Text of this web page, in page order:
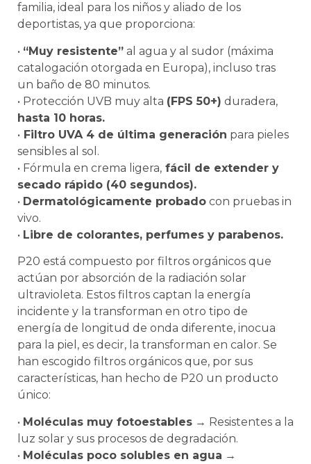
familia, ideal para los niños y aliado de los
deportistas, ya que proporciona:
• “Muy resistente” al agua y al sudor (máxima
catalogación otorgada en Europa), incluso tras
un baño de 80 minutos.
• Protección UVB muy alta (FPS 50+) duradera,
hasta 10 horas.
• Filtro UVA 4 de última generación para pieles
sensibles al sol.
• Fórmula en crema ligera, fácil de extender y
secado rápido (40 segundos).
• Dermatológicamente probado con pruebas in
vivo.
• Libre de colorantes, perfumes y parabenos.
P20 está compuesto por filtros orgánicos que
actúan por absorción de la radiación solar
ultravioleta. Estos filtros captan la energía
incidente y la transforman en otro tipo de
energía de longitud de onda diferente, inocua
para la piel, es decir, la transforman en calor. Se
han escogido filtros orgánicos que, por sus
características, han hecho de P20 un producto
único:
• Moléculas muy fotoestables → Resistentes a la
luz solar y sus procesos de degradación.
• Moléculas poco solubles en agua →